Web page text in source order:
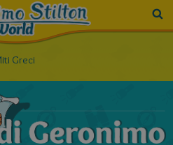
Greci